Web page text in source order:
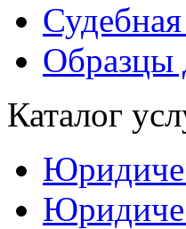
Образцы
Каталог